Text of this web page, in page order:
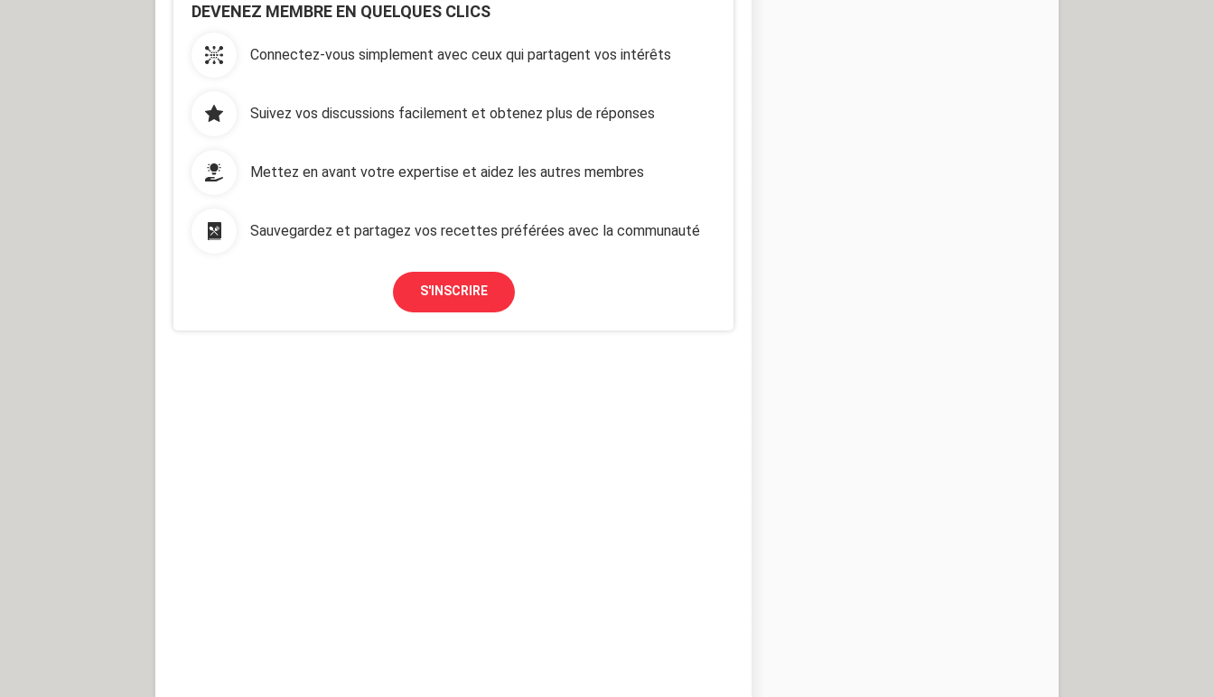
DEVENEZ MEMBRE EN QUELQUES CLICS
Connectez-vous simplement avec ceux qui partagent vos intérêts
Suivez vos discussions facilement et obtenez plus de réponses
Mettez en avant votre expertise et aidez les autres membres
Sauvegardez et partagez vos recettes préférées avec la communauté
S'INSCRIRE